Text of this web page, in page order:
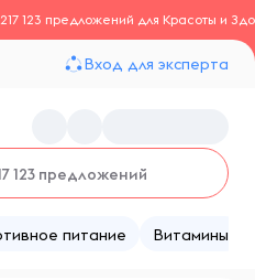
123 предложений для Красоты и
Вход для эксперта
питание Витамины